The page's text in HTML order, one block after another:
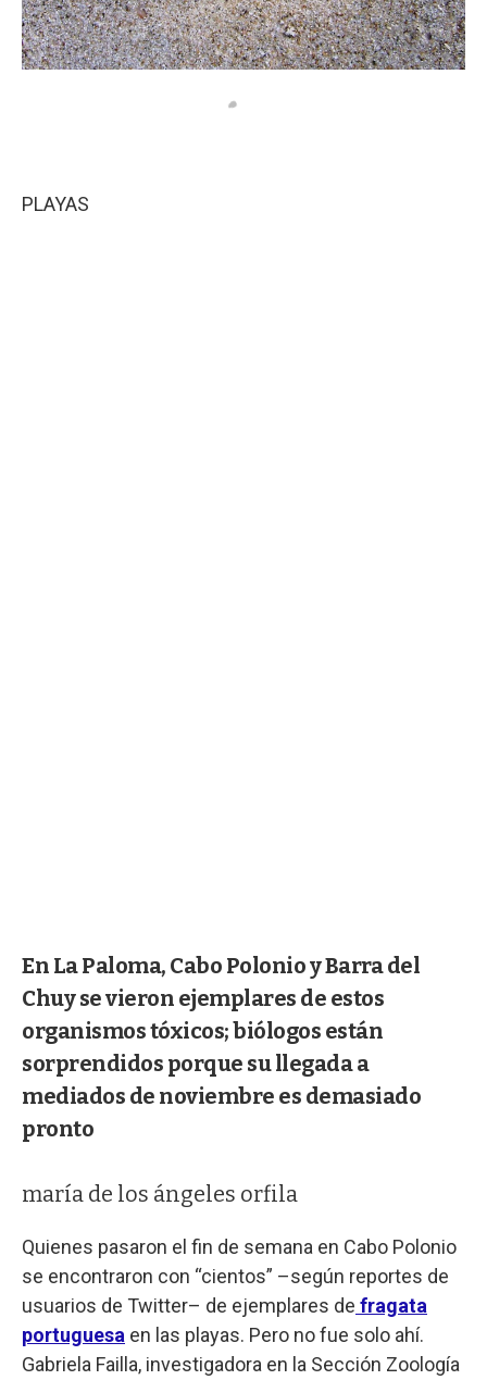
PLAYAS
En La Paloma, Cabo Polonio y Barra del
Chuy se vieron ejemplares de estos
organismos tóxicos; biólogos están
sorprendidos porque su llegada a
mediados de noviembre es demasiado
pronto
maría de los ángeles orfila
Quienes pasaron el fin de semana en Cabo Polonio
se encontraron con “cientos” –según reportes de
usuarios de Twitter– de ejemplares de fragata
portuguesa en las playas. Pero no fue solo ahí.
Gabriela Failla, investigadora en la Sección Zoología